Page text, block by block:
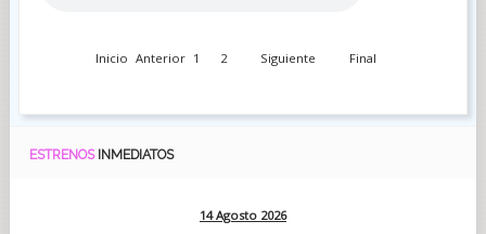
Inicio Anterior 1 2 Siguiente Final
ESTRENOS INMEDIATOS
14 Agosto 2026